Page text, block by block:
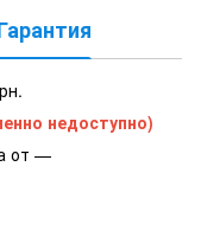
недоступно)
от —